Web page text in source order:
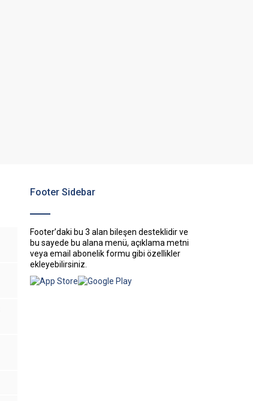
Footer Sidebar
Footer’daki bu 3 alan bileşen desteklidir ve
bu sayede bu alana menü, açıklama metni
veya email abonelik formu gibi özellikler
ekleyebilirsiniz.